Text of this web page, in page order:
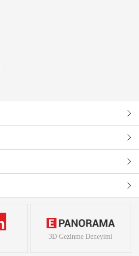
3D Gezinme Deneyimi